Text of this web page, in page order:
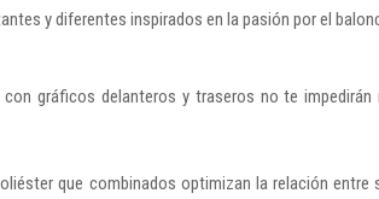
y diferentes inspirados en la pasión por el
gráficos delanteros y traseros no te
que combinados optimizan la relación entre